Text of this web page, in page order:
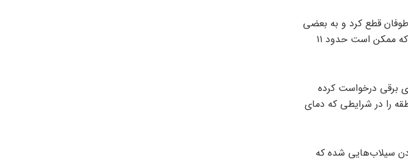
قطع کرد و به بعضی
از روستاها و مناطق حومه درباره خاموشی های برنامه ریزی شده هشدار داد که ممکن است حدود ۱۱
برقی درخواست کرده
را در شرایطی که دمای
سیلاب‌هایی شده که